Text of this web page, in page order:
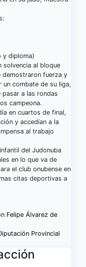
y diploma)
solvencia al bloque
demostraron fuerza y
un combate de su liga,
pasar a las rondas
campeona.
en cuartos de final,
y accedían a la
al trabajo
del Judonuba
en lo que va de
el club onubense en
citas deportivas a
Felipe Álvarez de
Provincial